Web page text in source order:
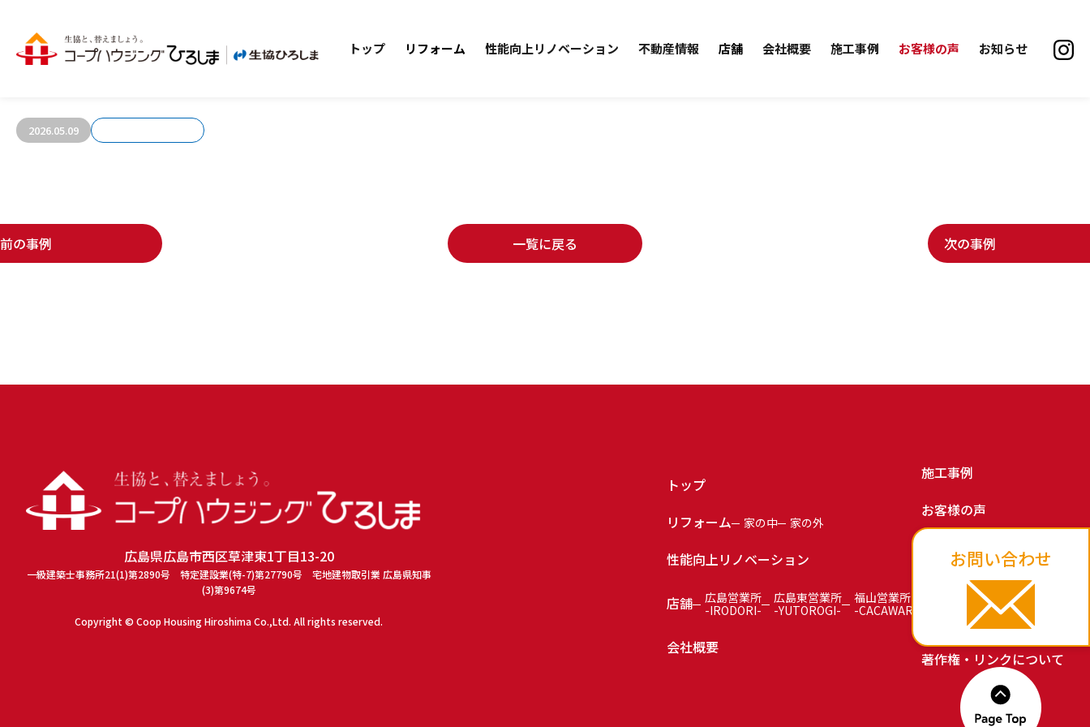
トップ リフォーム 性能向上リノベーション 不動産情報 店舗 会社概要 施工事例 お客様の声 お知らせ
お客さまの声723
2026.05.09
前の事例 次の事例
一覧に戻る
広島県広島市西区草津東1丁目13-20
一級建築士事務所21(1)第2890号 特定建設業(特-7)第27790号 宅地建物取引業 広島県知事
(3)第9674号
Copyright © Coop Housing Hiroshima Co.,Ltd. All rights reserved.
トップ
リフォーム
家の中 家の外
性能向上リノベーション
店舗
広島営業所
-IRODORI-
広島東営業所
-YUTOROGI-
福山営業所
-CACAWARI-
会社概要
施工事例
お客様の声
お知らせ
お問い合わせ
プライバシーポリシー
著作権・リンクについて
お問い合わせ